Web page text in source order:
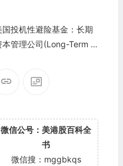
国投机性避险基金：长期
本管理公司(Long-Term C
微信公号：美港股百科全
书
微信搜：mggbkqs